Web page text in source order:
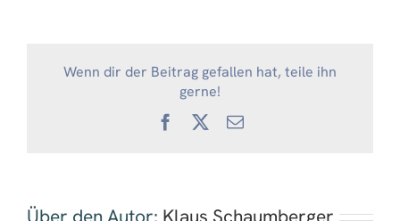
Wenn dir der Beitrag gefallen hat, teile ihn
gerne!
Facebook
X
E-